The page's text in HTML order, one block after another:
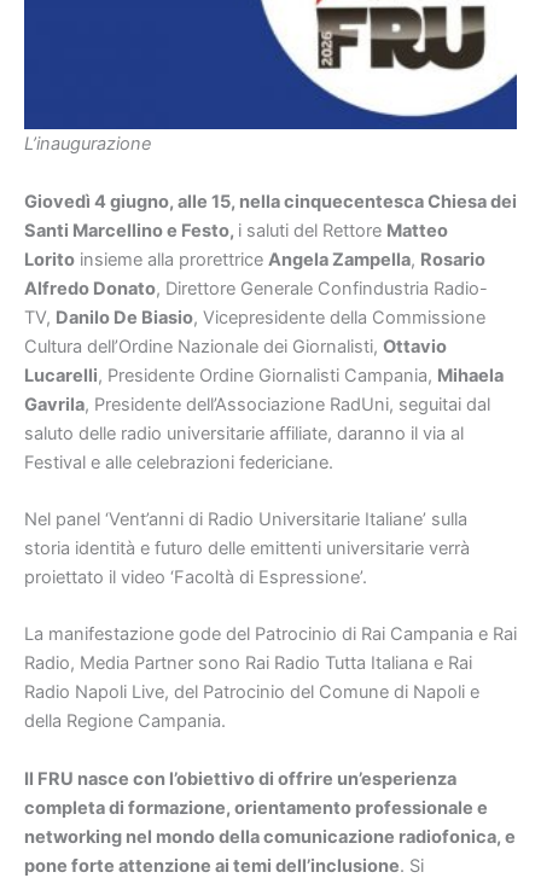
L’inaugurazione
Giovedì 4 giugno, alle 15, nella cinquecentesca Chiesa dei
Santi Marcellino e Festo, i saluti del Rettore Matteo
Lorito insieme alla prorettrice Angela Zampella, Rosario
Alfredo Donato, Direttore Generale Confindustria Radio-
TV, Danilo De Biasio, Vicepresidente della Commissione
Cultura dell’Ordine Nazionale dei Giornalisti, Ottavio
Lucarelli, Presidente Ordine Giornalisti Campania, Mihaela
Gavrila, Presidente dell’Associazione RadUni, seguitai dal
saluto delle radio universitarie affiliate, daranno il via al
Festival e alle celebrazioni federiciane.
Nel panel ‘Vent’anni di Radio Universitarie Italiane’ sulla
storia identità e futuro delle emittenti universitarie verrà
proiettato il video ‘Facoltà di Espressione’.
La manifestazione gode del Patrocinio di Rai Campania e Rai
Radio, Media Partner sono Rai Radio Tutta Italiana e Rai
Radio Napoli Live, del Patrocinio del Comune di Napoli e
della Regione Campania.
Il FRU nasce con l’obiettivo di offrire un’esperienza
completa di formazione, orientamento professionale e
networking nel mondo della comunicazione radiofonica, e
pone forte attenzione ai temi dell’inclusione. Si